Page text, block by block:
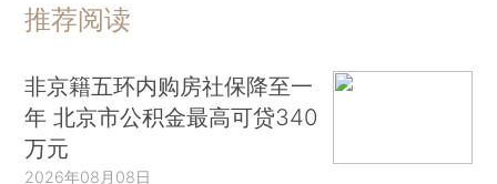
推荐阅读
非京籍五环内购房社保降至一
年 北京市公积金最高可贷340
万元
2026年08月08日